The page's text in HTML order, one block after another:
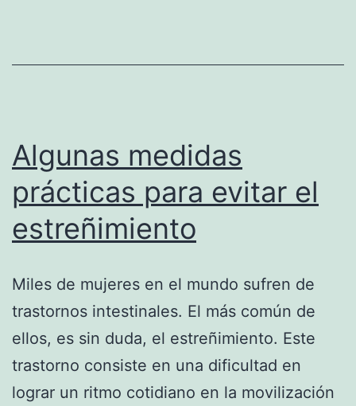
Algunas medidas
prácticas para evitar el
estreñimiento
Miles de mujeres en el mundo sufren de
trastornos intestinales. El más común de
ellos, es sin duda, el estreñimiento. Este
trastorno consiste en una dificultad en
lograr un ritmo cotidiano en la movilización